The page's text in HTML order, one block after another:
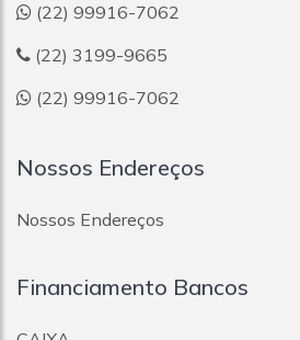
(22) 99916-7062
(22) 3199-9665
(22) 99916-7062
Nossos Endereços
Nossos Endereços
Financiamento Bancos